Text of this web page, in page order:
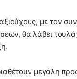
με τον
θα λάβει
μεγάλη